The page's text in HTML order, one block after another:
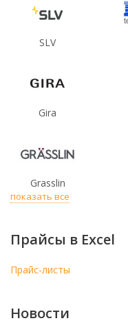
SLV
Gira
Grasslin
показать все
Прайсы в Excel
Прайс-листы
Новости